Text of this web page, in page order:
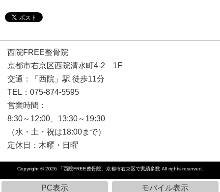
西院FREE整骨院
京都市右京区西院清水町4-2 1F
交通：「西院」駅 徒歩11分
TEL：075-874-5595
営業時間：
8:30～12:00、13:30～19:30
（水・土・祝は18:00まで）
定休日：木曜・日曜
Copyright © 2026 「西院FREE整骨院」京都市右京区で実績多数All rights reserved.
PC表示 モバイル表示